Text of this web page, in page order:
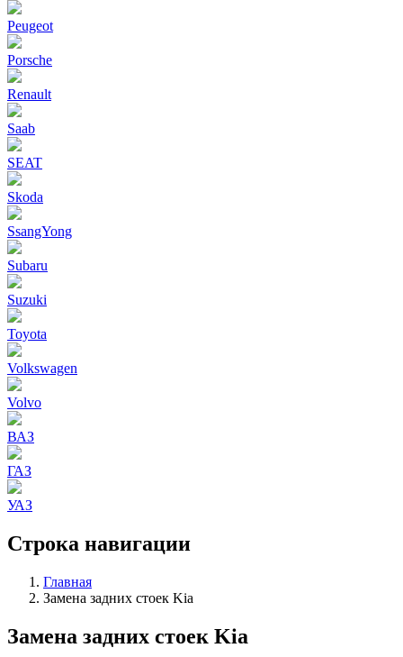
Peugeot
Porsche
Renault
Saab
SEAT
Skoda
SsangYong
Subaru
Suzuki
Toyota
Volkswagen
Volvo
ВАЗ
ГАЗ
УАЗ
Строка навигации
Главная
Замена задних стоек Kia
Замена задних стоек Kia